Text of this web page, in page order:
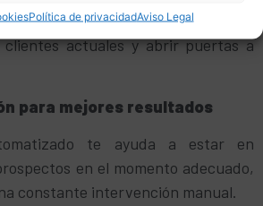
Política de privacidadAviso Legal
y presencial te permitirá fortalecer
clientes actuales y abrir puertas a
para mejores resultados
te ayuda a estar en
en el momento adecuado,
constante intervención manual.